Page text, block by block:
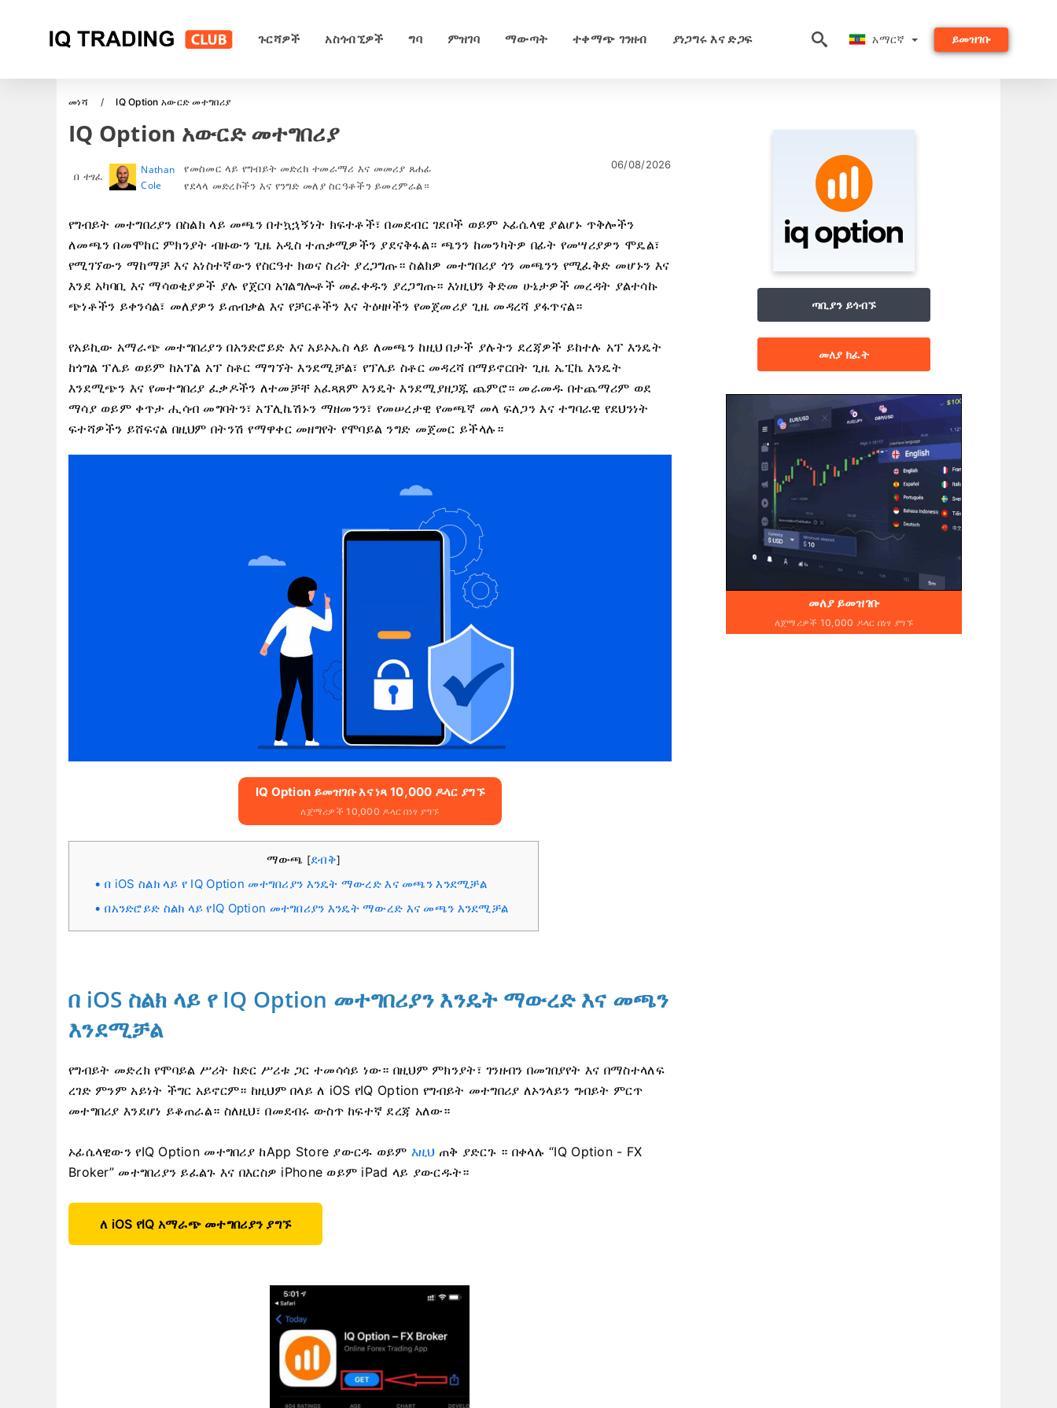
ጉርሻዎች አስጎብኚዎች ግባ ምዝገባ ማውጣት ተቀማጭ ገንዘብ ያነጋግሩ እና ድጋፍ አማርኛ ይመዝገቡ
መነሻ IQ Option አውርድ መተግበሪያ
IQ Option አውርድ መተግበሪያ
በ ተፃፈ
Nathan
Cole
የመስመር ላይ የግብይት መድረክ ተመራማሪ እና መመሪያ ጸሐፊ
የደላላ መድረኮችን እና የንግድ መለያ ስርዓቶችን ይመረምራል።
06/08/2026
የግብይት መተግበሪያን በስልክ ላይ መጫን በተኳኋኝነት ክፍተቶች፣ በመደብር ገደቦች ወይም ኦፊሴላዊ ያልሆኑ ጥቅሎችን
ለመጫን በመሞከር ምክንያት ብዙውን ጊዜ አዲስ ተጠቃሚዎችን ያደናቅፋል። ጫንን ከመንካትዎ በፊት የመሣሪያዎን ሞዴል፣
የሚገኘውን ማከማቻ እና አነስተኛውን የስርዓተ ክወና ስሪት ያረጋግጡ። ስልክዎ መተግበሪያ ጎን መጫንን የሚፈቅድ መሆኑን እና
እንደ አካባቢ እና ማሳወቂያዎች ያሉ የጀርባ አገልግሎቶች መፈቀዱን ያረጋግጡ። እነዚህን ቅድመ ሁኔታዎች መረዳት ያልተሳኩ
ጭነቶችን ይቀንሳል፣ መለያዎን ይጠብቃል እና የቻርቶችን እና ትዕዛዞችን የመጀመሪያ ጊዜ መዳረሻ ያፋጥናል።
የአይኪው አማራጭ መተግበሪያን በአንድሮይድ እና አይኦኤስ ላይ ለመጫን ከዚህ በታች ያሉትን ደረጃዎች ይከተሉ አፕ እንዴት
ከጎግል ፕሌይ ወይም ከአፕል አፕ ስቶር ማግኘት እንደሚቻል፣ የፕሌይ ስቶር መዳረሻ በማይኖርበት ጊዜ ኤፒኬ እንዴት
እንደሚጭን እና የመተግበሪያ ፈቃዶችን ለተመቻቸ አፈጻጸም እንዴት እንደሚያዘጋጁ ጨምሮ። መራመዱ በተጨማሪም ወደ
ማሳያ ወይም ቀጥታ ሒሳብ መግባትን፣ አፕሊኬሽኑን ማዘመንን፣ የመሠረታዊ የመጫኛ መላ ፍለጋን እና ተግባራዊ የደህንነት
ፍተሻዎችን ይሸፍናል በዚህም በትንሽ የማዋቀር መዘግየት የሞባይል ንግድ መጀመር ይችላሉ።
IQ Option ይመዝገቡ እና ነጻ 10,000 ዶላር ያግኙ
ለጀማሪዎች 10,000 ዶላር በነፃ ያግኙ
ማውጫ [ደብቅ]
በ iOS ስልክ ላይ የ IQ Option መተግበሪያን እንዴት ማውረድ እና መጫን እንደሚቻል
በአንድሮይድ ስልክ ላይ የIQ Option መተግበሪያን እንዴት ማውረድ እና መጫን እንደሚቻል
በ iOS ስልክ ላይ የ IQ Option መተግበሪያን እንዴት ማውረድ እና መጫን
እንደሚቻል
የግብይት መድረክ የሞባይል ሥሪት ከድር ሥሪቱ ጋር ተመሳሳይ ነው። በዚህም ምክንያት፣ ገንዘብን በመገበያየት እና በማስተላለፍ
ረገድ ምንም አይነት ችግር አይኖርም። ከዚህም በላይ ለ iOS የIQ Option የግብይት መተግበሪያ ለኦንላይን ግብይት ምርጥ
መተግበሪያ እንደሆነ ይቆጠራል። ስለዚህ፣ በመደብሩ ውስጥ ከፍተኛ ደረጃ አለው።
ኦፊሴላዊውን የIQ Option መተግበሪያ ከApp Store ያውርዱ ወይም እዚህጠቅ ያድርጉ ። በቀላሉ “IQ Option - FX
Broker” መተግበሪያን ይፈልጉ እና በእርስዎ iPhone ወይም iPad ላይ ያውርዱት።
ለ iOS የIQ አማራጭ መተግበሪያን ያግኙ
ጣቢያን ይጎብኙ
መለያ ክፈት
መለያ ይመዝገቡ
ለጀማሪዎች 10,000 ዶላር በነፃ ያግኙ